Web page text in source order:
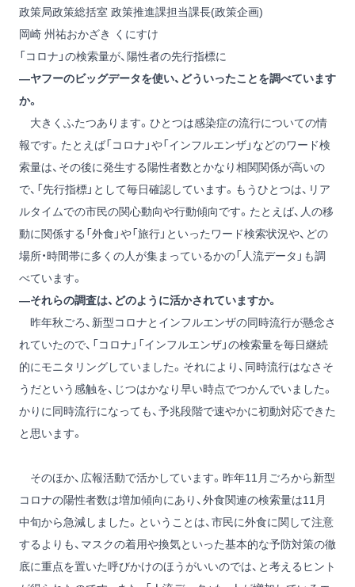
政策局政策総括室 政策推進課担当課長(政策企画)
岡崎 州祐おかざき くにすけ
「コロナ」の検索量が、陽性者の先行指標に
―ヤフーのビッグデータを使い、どういったことを調べています
か。
大きくふたつあります。ひとつは感染症の流行についての情
報です。たとえば「コロナ」や「インフルエンザ」などのワード検
索量は、その後に発生する陽性者数とかなり相関関係が高いの
で、「先行指標」として毎日確認しています。もうひとつは、リア
ルタイムでの市民の関心動向や行動傾向です。たとえば、人の移
動に関係する「外食」や「旅行」といったワード検索状況や、どの
場所・時間帯に多くの人が集まっているかの「人流データ」も調
べています。
―それらの調査は、どのように活かされていますか。
昨年秋ごろ、新型コロナとインフルエンザの同時流行が懸念さ
れていたので、「コロナ」「インフルエンザ」の検索量を毎日継続
的にモニタリングしていました。それにより、同時流行はなさそ
うだという感触を、じつはかなり早い時点でつかんでいました。
かりに同時流行になっても、予兆段階で速やかに初動対応できた
と思います。
そのほか、広報活動で活かしています。昨年11月ごろから新型
コロナの陽性者数は増加傾向にあり、外食関連の検索量は11月
中旬から急減しました。ということは、市民に外食に関して注意
するよりも、マスクの着用や換気といった基本的な予防対策の徹
底に重点を置いた呼びかけのほうがいいのでは、と考えるヒント